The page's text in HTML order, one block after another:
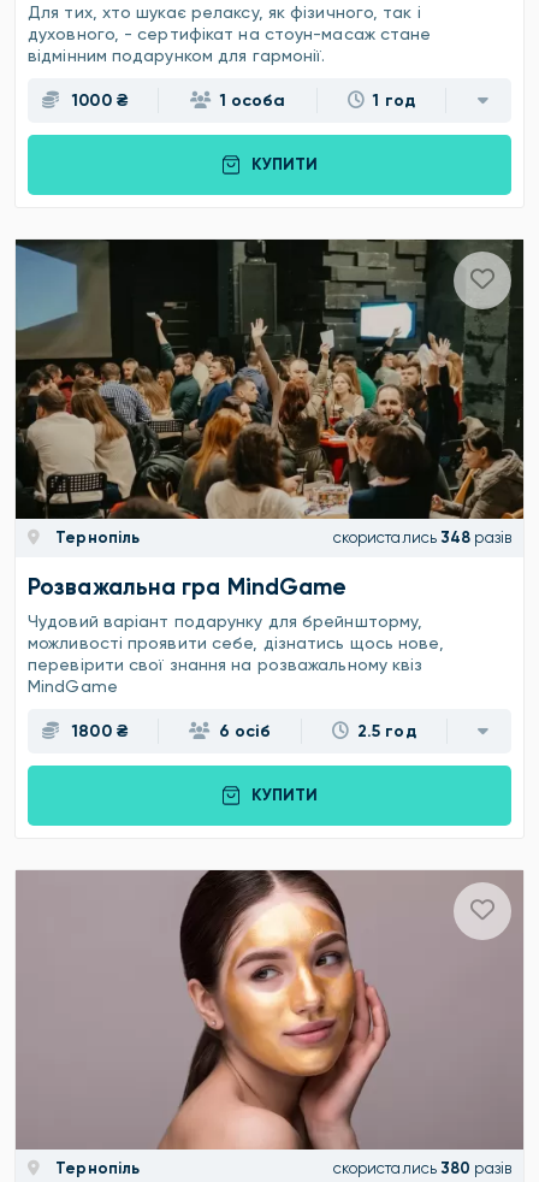
Для тих, хто шукає релаксу, як фізичного, так і
духовного, - сертифікат на стоун-масаж стане
відмінним подарунком для гармонії.
1000 ₴ 1 особа 1 год
КУПИТИ
Тернопіль скористались 348 разів
Розважальна гра MindGame
Чудовий варіант подарунку для брейншторму,
можливості проявити себе, дізнатись щось нове,
перевірити свої знання на розважальному квіз
MindGame
1800 ₴ 6 осіб 2.5 год
КУПИТИ
Тернопіль скористались 380 разів